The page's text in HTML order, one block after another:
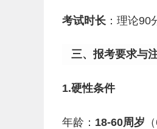
考试时长 ：理论
三、报考要求与
1.硬性条件
年龄： 18-60周岁